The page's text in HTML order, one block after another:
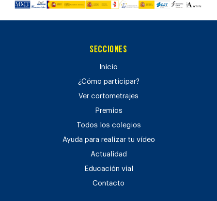
Secciones
Inicio
¿Cómo participar?
Ver cortometrajes
Premios
Todos los colegios
Ayuda para realizar tu vídeo
Actualidad
Educación vial
Contacto